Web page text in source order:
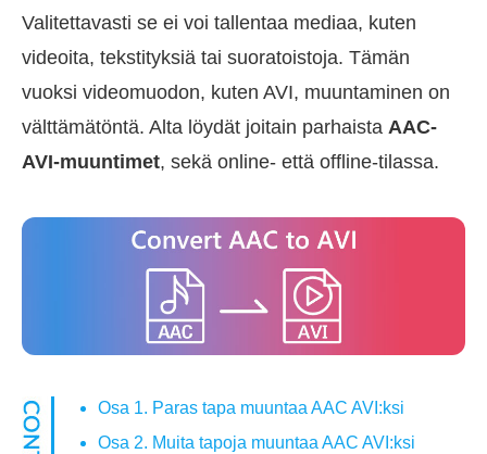
Valitettavasti se ei voi tallentaa mediaa, kuten
videoita, tekstityksiä tai suoratoistoja. Tämän
vuoksi videomuodon, kuten AVI, muuntaminen on
välttämätöntä. Alta löydät joitain parhaista AAC-
AVI-muuntimet, sekä online- että offline-tilassa.
Osa 1. Paras tapa muuntaa AAC AVI:ksi
Osa 2. Muita tapoja muuntaa AAC AVI:ksi